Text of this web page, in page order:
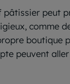
peut
comme
boutique
peuvent